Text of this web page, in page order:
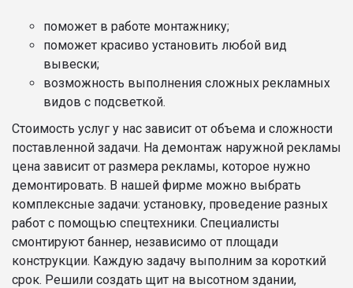
поможет в работе монтажнику;
поможет красиво установить любой вид
вывески;
возможность выполнения сложных рекламных
видов с подсветкой.
Стоимость услуг у нас зависит от объема и сложности
поставленной задачи. На демонтаж наружной рекламы
цена зависит от размера рекламы, которое нужно
демонтировать. В нашей фирме можно выбрать
комплексные задачи: установку, проведение разных
работ с помощью спецтехники. Специалисты
смонтируют баннер, независимо от площади
конструкции. Каждую задачу выполним за короткий
срок. Решили создать щит на высотном здании,